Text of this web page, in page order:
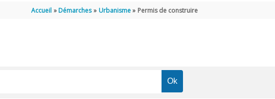
Accueil Démarches Urbanisme Permis de construire